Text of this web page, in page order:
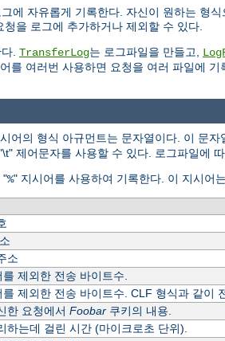
에 자유롭게 기록한다. 자신이 원하는 형
을 로그에 추가하거나 제외할 수 있다.
. TransferLog는 로그파일을 만들고,
를 여러번 사용하면 요청을 여러 파일에 기
어의 형식 아규먼트는 문자열이다. 이 문
제어문자를 사용할 수 있다. 로그파일에
"%" 지시어를 사용하여 기록한다. 이 지시어
소
제외한 전송 바이트수.
를 제외한 전송 바이트수. CLF 형식과 같이
한 요청에서 Foobar쿠키의 내용.
하는데 걸린 시간 (마이크로초 단위).